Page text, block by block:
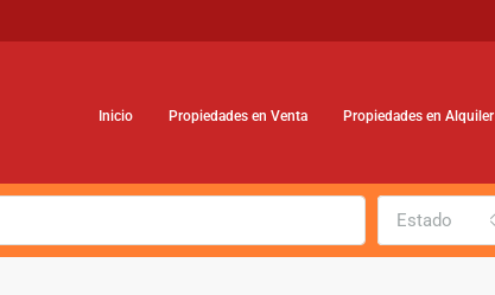
Inicio Propiedades en Venta Propiedades en Alquiler
Estado